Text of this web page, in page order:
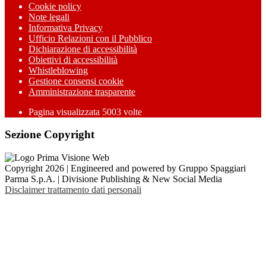
Cookie policy
Note legali
Informativa Privacy
Ufficio Relazioni con il Pubblico
Dichiarazione di accessibilità
Obiettivi di accessibilità
Whistleblowing
Gestione consensi cookie
Amministrazione trasparente
Pagina visualizzata 5003 volte
Sezione Copyright
Copyright 2026 | Engineered and powered by Gruppo Spaggiari
Parma S.p.A. | Divisione Publishing & New Social Media
Disclaimer trattamento dati personali